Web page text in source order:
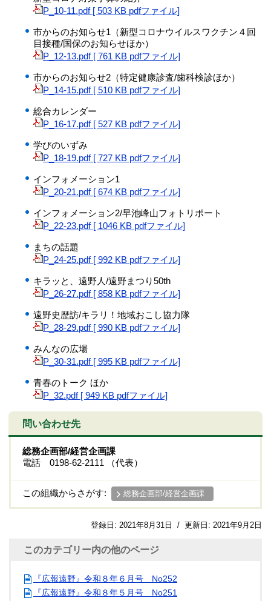
P_10-11.pdf [ 503 KB pdfファイル]
市からのお知らせ1（新型コロナウイルスワクチン４回
目接種/国保のお知らせほか）
P_12-13.pdf [ 761 KB pdfファイル]
市からのお知らせ2（特定健康診査/歯科検診ほか）
P_14-15.pdf [ 510 KB pdfファイル]
総合カレンダー
P_16-17.pdf [ 527 KB pdfファイル]
学びのいずみ
P_18-19.pdf [ 727 KB pdfファイル]
インフォメーション1
P_20-21.pdf [ 674 KB pdfファイル]
インフォメーション2/早池峰山フォトリポート
P_22-23.pdf [ 1046 KB pdfファイル]
まちの話題
P_24-25.pdf [ 992 KB pdfファイル]
キラッと、遠野人/遠野まつり50th
P_26-27.pdf [ 858 KB pdfファイル]
遠野史歴訪/キラリ！地域おこし協力隊
P_28-29.pdf [ 990 KB pdfファイル]
みんなの広場
P_30-31.pdf [ 995 KB pdfファイル]
青春のトーク ほか
P_32.pdf [ 949 KB pdfファイル]
問い合わせ先
総務企画部/経営企画課
電話 0198-62-2111 （代表）
この組織からさがす: 総務企画部/経営企画課
登録日: 2021年8月31日 / 更新日: 2021年9月2日
このカテゴリー内の他のページ
『広報遠野』令和８年６月号 No252
『広報遠野』令和８年５月号 No251